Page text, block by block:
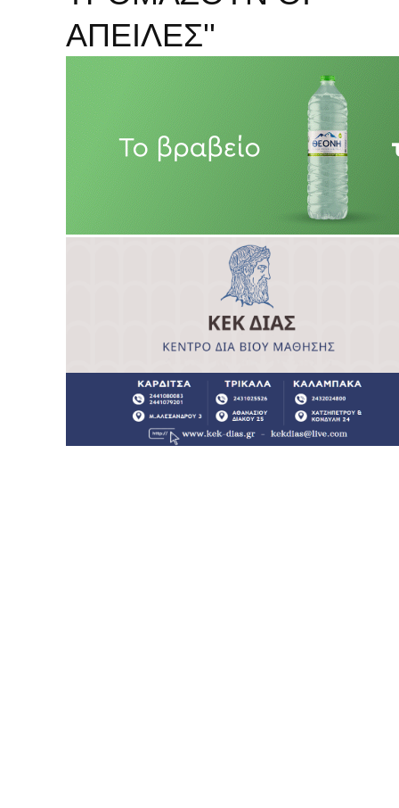
ΑΠΕΙΛΕΣ''